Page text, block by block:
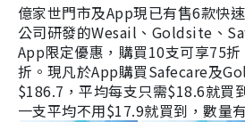
億家世門市及App現已有售6款快
公司研發的Wesail、Goldsite、
App限定優惠，購買10支可享75
折。現凡於App購買Safecare及
$186.7，平均每支只需$18.6就買
一支平均不用$17.9就買到，數量